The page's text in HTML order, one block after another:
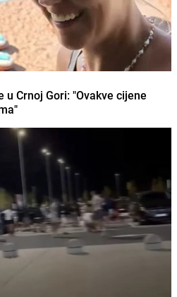
Crnoj Gori: "Ovakve cijene